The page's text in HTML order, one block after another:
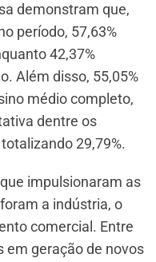
demonstram que,
período, 57,63%
42,37%
Além disso, 55,05%
médio completo,
dentre os
29,79%.
impulsionaram as
a indústria, o
comercial. Entre
em geração de novos